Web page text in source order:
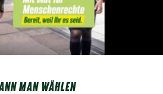
MAN WÄHLEN